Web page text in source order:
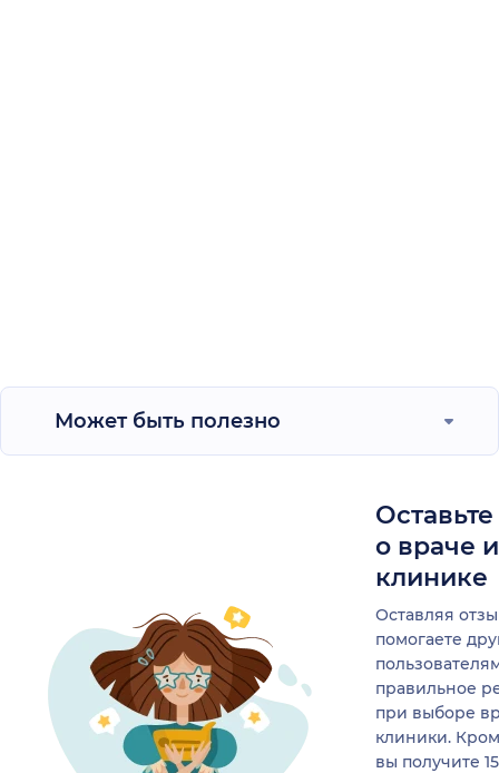
Может быть полезно
о враче
клинике
Оставляя
помогаете
правильное
при выборе
клиники.
вы получите